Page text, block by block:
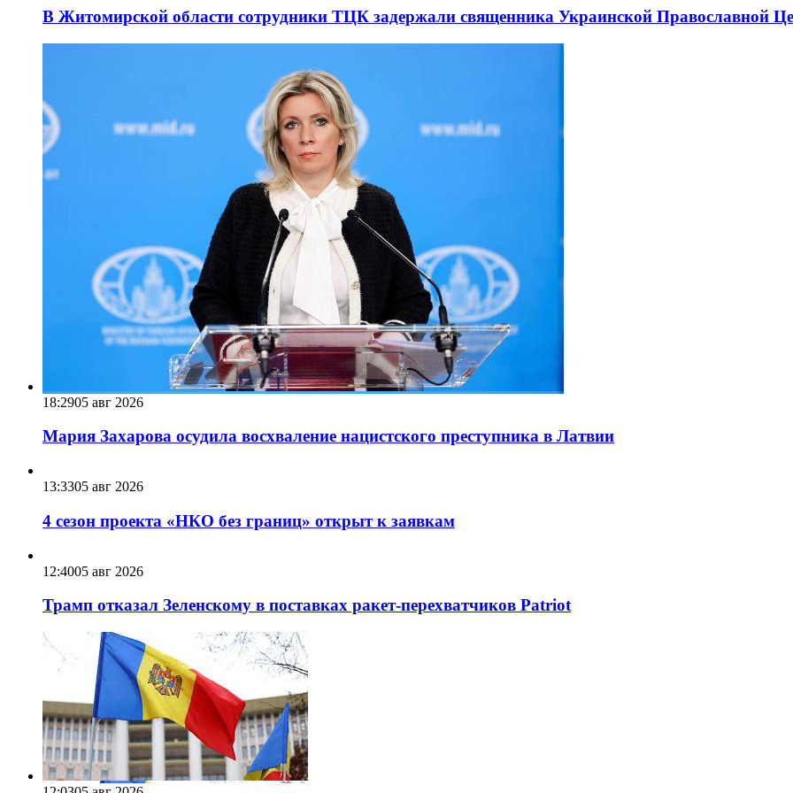
В Житомирской области сотрудники ТЦК задержали священника Украинской Православной
18:2905 авг 2026
Мария Захарова осудила восхваление нацистского преступника в Латвии
13:3305 авг 2026
4 сезон проекта «НКО без границ» открыт к заявкам
12:4005 авг 2026
Трамп отказал Зеленскому в поставках ракет-перехватчиков Patriot